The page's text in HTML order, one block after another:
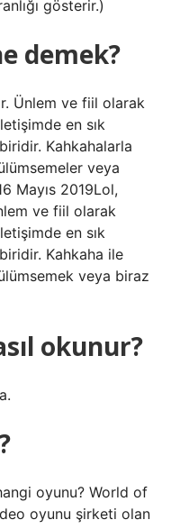
gösterir.)
demek?
Ünlem ve fiil olarak
en sık
Kahkahalarla
veya
Mayıs 2019Lol,
ve fiil olarak
en sık
Kahkaha ile
veya biraz
okunur?
oyunu? World of
oyunu şirketi olan